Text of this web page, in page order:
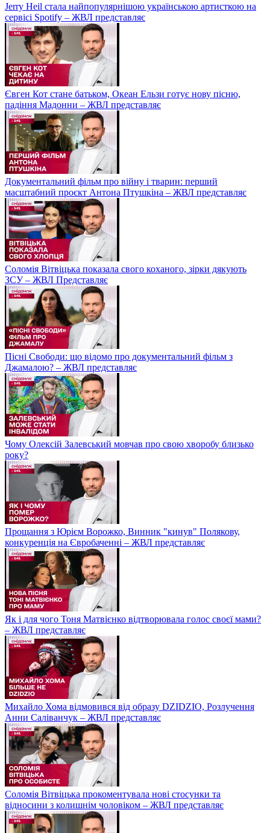
Jerry Heil стала найпопулярнішою українською артисткою на
сервісі Spotify – ЖВЛ представляє
Євген Кот стане батьком, Океан Ельзи готує нову пісню,
падіння Мадонни – ЖВЛ представляє
Документальний фільм про війну і тварин: перший
масштабний проєкт Антона Птушкіна – ЖВЛ представляє
Соломія Вітвіцька показала свого коханого, зірки дякують
ЗСУ – ЖВЛ Представляє
Пісні Свободи: що відомо про документальний фільм з
Джамалою? – ЖВЛ представляє
Чому Олексій Залевський мовчав про свою хворобу близько
року?
Прощання з Юрієм Ворожко, Винник "кинув" Полякову,
конкуренція на Євробаченні – ЖВЛ представляє
Як і для чого Тоня Матвієнко відтворювала голос своєї мами?
– ЖВЛ представляє
Михайло Хома відмовився від образу DZIDZIO, Розлучення
Анни Саліванчук – ЖВЛ представляє
Соломія Вітвіцька прокоментувала нові стосунки та
відносини з колишнім чоловіком – ЖВЛ представляє